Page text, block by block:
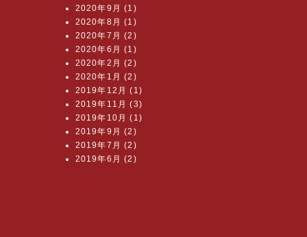
2020年9月 (1)
2020年8月 (1)
2020年7月 (2)
2020年6月 (1)
2020年2月 (2)
2020年1月 (2)
2019年12月 (1)
2019年11月 (3)
2019年10月 (1)
2019年9月 (2)
2019年7月 (2)
2019年6月 (2)